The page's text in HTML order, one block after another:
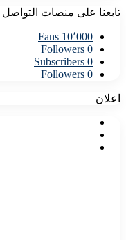
تابعنا على منصات التواصل
10٬000 Fans
0
Followers
0
Subscribers
0
Followers
اعلان